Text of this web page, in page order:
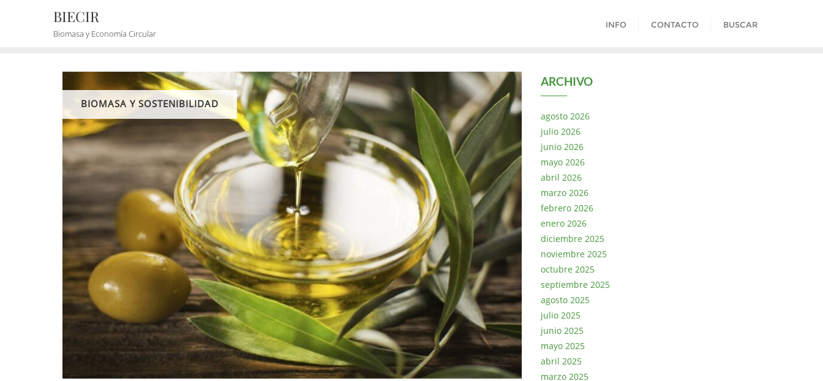
BIECIR
Biomasa y Economía Circular
INFO CONTACTO BUSCAR
BIOMASA Y SOSTENIBILIDAD
ARCHIVO
agosto 2026
julio 2026
junio 2026
mayo 2026
abril 2026
marzo 2026
febrero 2026
enero 2026
diciembre 2025
noviembre 2025
octubre 2025
septiembre 2025
agosto 2025
julio 2025
junio 2025
mayo 2025
abril 2025
marzo 2025